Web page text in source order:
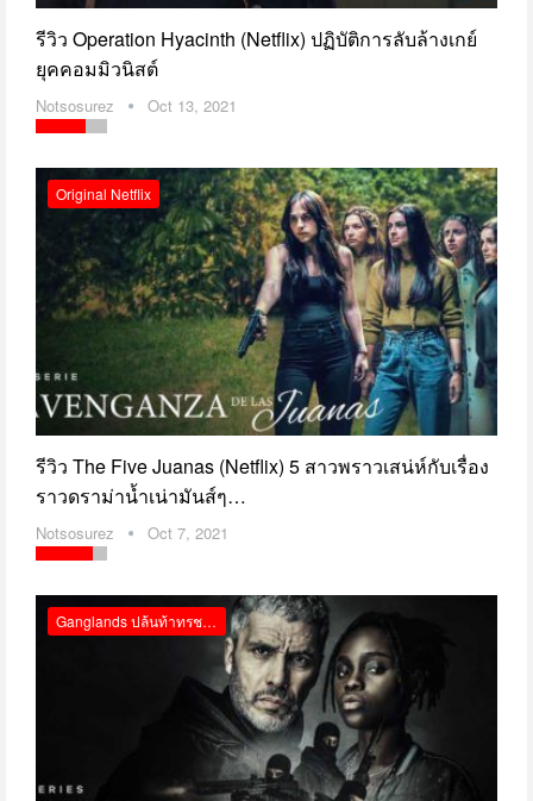
รีวิว Operation Hyacinth (Netflix) ปฏิบัติการลับล้างเกย์
ยุคคอมมิวนิสต์
Notsosurez Oct 13, 2021
Original Netflix
รีวิว The Five Juanas (Netflix) 5 สาวพราวเสน่ห์กับเรื่อง
ราวดราม่าน้ำเน่ามันส์ๆ…
Notsosurez Oct 7, 2021
Ganglands ปล้นท้าทรชน Netflix รีวิว